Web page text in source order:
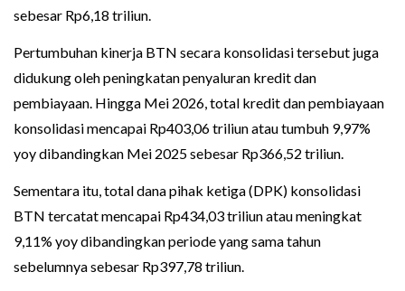
sebesar Rp6,18 triliun.
Pertumbuhan kinerja BTN secara konsolidasi tersebut juga
didukung oleh peningkatan penyaluran kredit dan
pembiayaan. Hingga Mei 2026, total kredit dan pembiayaan
konsolidasi mencapai Rp403,06 triliun atau tumbuh 9,97%
yoy dibandingkan Mei 2025 sebesar Rp366,52 triliun.
Sementara itu, total dana pihak ketiga (DPK) konsolidasi
BTN tercatat mencapai Rp434,03 triliun atau meningkat
9,11% yoy dibandingkan periode yang sama tahun
sebelumnya sebesar Rp397,78 triliun.